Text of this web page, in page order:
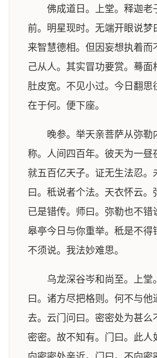
佛成道日。上堂。释迦老
前。明星现时。无端开眼说梦
来智慧德相。但因妄想执着而
己从人。其实冒功要赏。蓦面
肚皮宽。不见小过。今日翻思
在于何。便下座。
晚参。举天亲菩萨从弥勒
称。人间四百年。彼天为一昼
就五百亿天子。证无生法忍。
曰。秪说者个法。天衣怀云。
已是错传。师曰。弥勒也不错
皋亭今日与你重举。秪是不得
不须说。我法妙难思。
乌龙深谷岑和尚至。上堂
曰。诸方尽把格则。何不与
去。云门问曰。密密处为甚么
密密。故不知有。门曰。此人